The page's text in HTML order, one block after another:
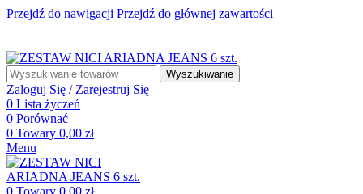
Przejdź do nawigacji Przejdź do głównej zawartości
Wyszukiwanie
Zaloguj Się / Zarejestruj Się
0 Lista życzeń
0 Porównać
0 Towary 0,00 zł
Menu
0 Towary 0,00 zł